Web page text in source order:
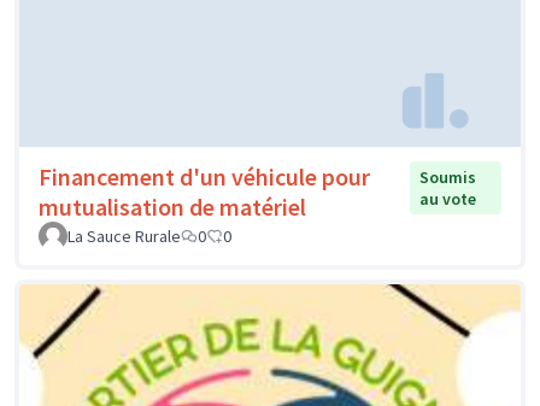
Financement d'un véhicule pour
mutualisation de matériel
Soumis
au vote
La Sauce Rurale
0 0